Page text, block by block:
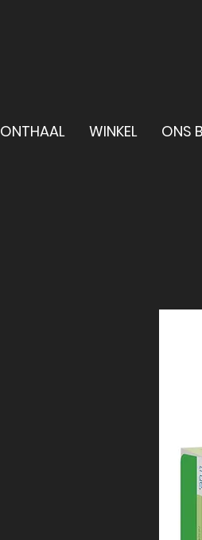
ONTHAAL WINKEL ONS